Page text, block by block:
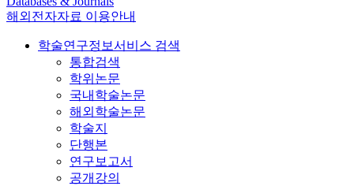
해외전자자료 이용안내
학술연구정보서비스 검색
통합검색
학위논문
국내학술논문
해외학술논문
학술지
단행본
연구보고서
공개강의